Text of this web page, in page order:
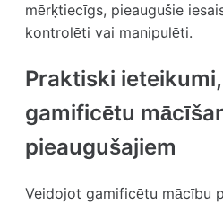
mērķtiecīgs, pieaugušie
kontrolēti vai manipulēti.
Praktiski
gamificētu
pieaugušajiem
Veidojot gamificētu mācību